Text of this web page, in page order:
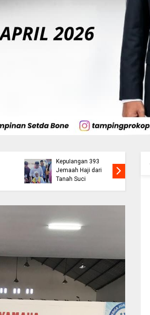
Kepulangan 393
Jemaah Haji dari
Tanah Suci